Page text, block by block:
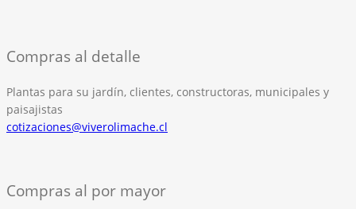
Compras al detalle
Plantas para su jardín, clientes, constructoras, municipales y
paisajistas
cotizaciones@viverolimache.cl
Compras al por mayor